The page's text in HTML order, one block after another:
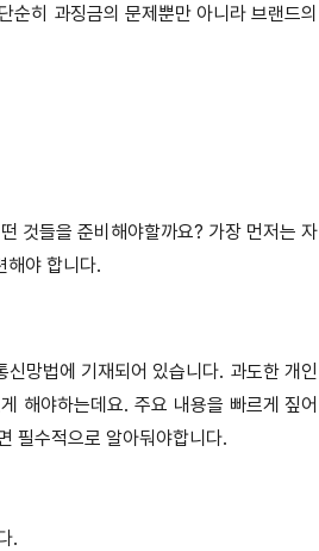
히 과징금의 문제뿐만 아니라 브랜드의
것들을 준비해야할까요? 가장 먼저는 자
해야 합니다.
망법에 기재되어 있습니다. 과도한 개인
해야하는데요. 주요 내용을 빠르게 짚어
필수적으로 알아둬야합니다.
.